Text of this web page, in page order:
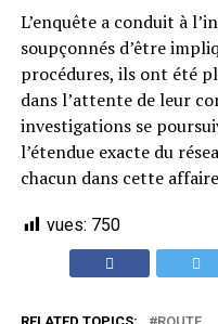
L’enquête a conduit à
soupçonnés d’être
procédures, ils ont été
dans l’attente de leur
investigations se
l’étendue exacte du
chacun dans cette
vues: 750